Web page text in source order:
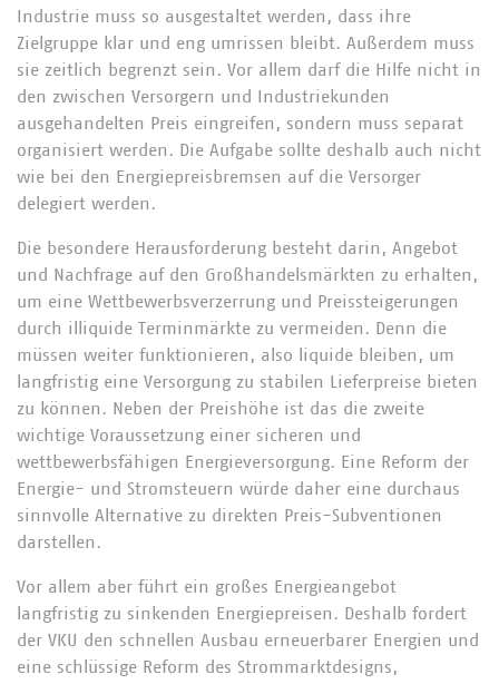
Industrie muss so ausgestaltet werden, dass ihre
Zielgruppe klar und eng umrissen bleibt. Außerdem muss
sie zeitlich begrenzt sein. Vor allem darf die Hilfe nicht in
den zwischen Versorgern und Industriekunden
ausgehandelten Preis eingreifen, sondern muss separat
organisiert werden. Die Aufgabe sollte deshalb auch nicht
wie bei den Energiepreisbremsen auf die Versorger
delegiert werden.
Die besondere Herausforderung besteht darin, Angebot
und Nachfrage auf den Großhandelsmärkten zu erhalten,
um eine Wettbewerbsverzerrung und Preissteigerungen
durch illiquide Terminmärkte zu vermeiden. Denn die
müssen weiter funktionieren, also liquide bleiben, um
langfristig eine Versorgung zu stabilen Lieferpreise bieten
zu können. Neben der Preishöhe ist das die zweite
wichtige Voraussetzung einer sicheren und
wettbewerbsfähigen Energieversorgung. Eine Reform der
Energie- und Stromsteuern würde daher eine durchaus
sinnvolle Alternative zu direkten Preis-Subventionen
darstellen.
Vor allem aber führt ein großes Energieangebot
langfristig zu sinkenden Energiepreisen. Deshalb fordert
der VKU den schnellen Ausbau erneuerbarer Energien und
eine schlüssige Reform des Strommarktdesigns,